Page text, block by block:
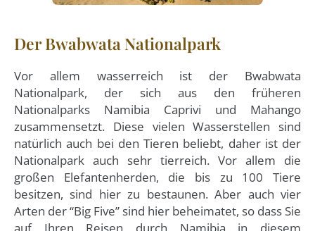
Der Bwabwata Nationalpark
Vor allem wasserreich ist der Bwabwata
Nationalpark, der sich aus den früheren
Nationalparks Namibia Caprivi und Mahango
zusammensetzt. Diese vielen Wasserstellen sind
natürlich auch bei den Tieren beliebt, daher ist der
Nationalpark auch sehr tierreich. Vor allem die
großen Elefantenherden, die bis zu 100 Tiere
besitzen, sind hier zu bestaunen. Aber auch vier
Arten der “Big Five” sind hier beheimatet, so dass Sie